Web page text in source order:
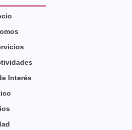
Interés